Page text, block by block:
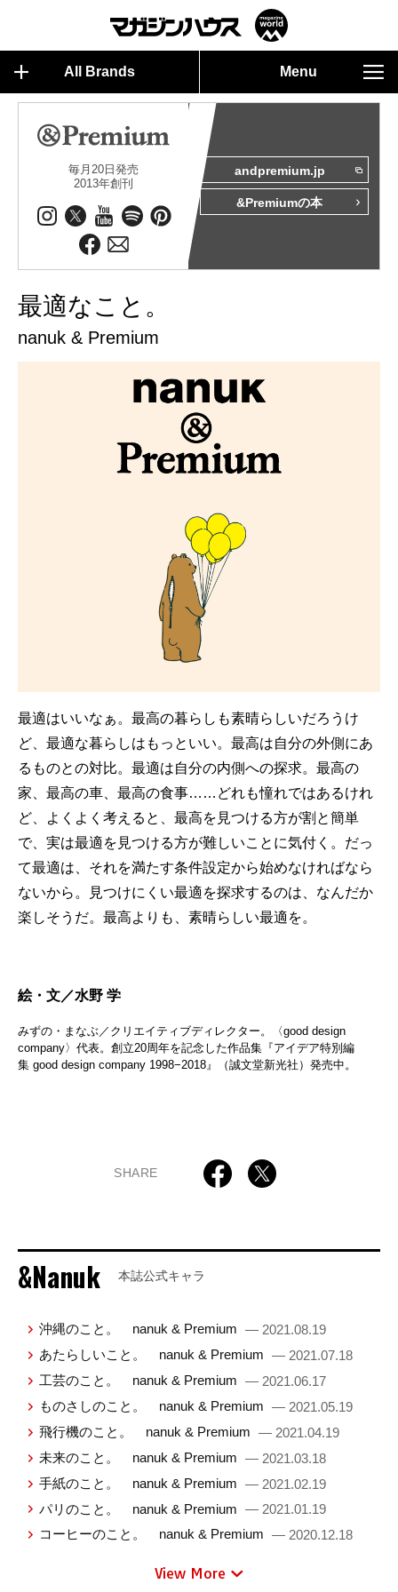
All Brands Menu
毎月20日発売
2013年創刊
andpremium.jp
&Premiumの本
最適なこと。
nanuk & Premium
最適はいいなぁ。最高の暮らしも素晴らしいだろうけ
ど、最適な暮らしはもっといい。最高は自分の外側にあ
るものとの対比。最適は自分の内側への探求。最高の
家、最高の車、最高の食事……どれも憧れではあるけれ
ど、よくよく考えると、最高を見つける方が割と簡単
で、実は最適を見つける方が難しいことに気付く。だっ
て最適は、それを満たす条件設定から始めなければなら
ないから。見つけにくい最適を探求するのは、なんだか
楽しそうだ。最高よりも、素晴らしい最適を。
絵・文／水野 学
みずの・まなぶ／クリエイティブディレクター。〈good design
company〉代表。創立20周年を記念した作品集『アイデア特別編
集 good design company 1998−2018』（誠文堂新光社）発売中。
SHARE
&Nanuk 本誌公式キャラ
沖縄のこと。 nanuk & Premium — 2021.08.19
あたらしいこと。 nanuk & Premium — 2021.07.18
工芸のこと。 nanuk & Premium — 2021.06.17
ものさしのこと。 nanuk & Premium — 2021.05.19
飛行機のこと。 nanuk & Premium — 2021.04.19
未来のこと。 nanuk & Premium — 2021.03.18
手紙のこと。 nanuk & Premium — 2021.02.19
パリのこと。 nanuk & Premium — 2021.01.19
コーヒーのこと。 nanuk & Premium — 2020.12.18
View More